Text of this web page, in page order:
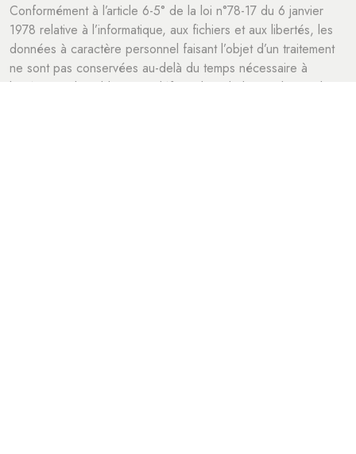
Conformément à l’article 6-5° de la loi n°78-17 du 6 janvier
1978 relative à l’informatique, aux fichiers et aux libertés, les
données à caractère personnel faisant l’objet d’un traitement
ne sont pas conservées au-delà du temps nécessaire à
l’exécution des obligations définies lors de la conclusion du